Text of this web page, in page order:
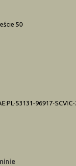
50
53131-96917-